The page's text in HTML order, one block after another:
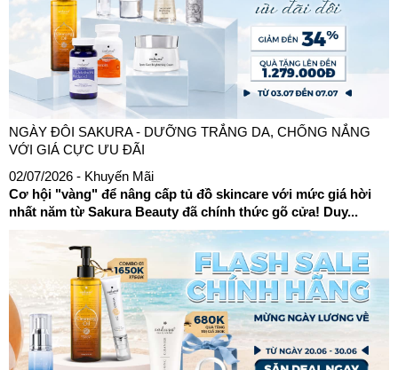
NGÀY ĐÔI SAKURA - DƯỠNG TRẮNG DA, CHỐNG NẮNG
VỚI GIÁ CỰC ƯU ĐÃI
02/07/2026 - Khuyến Mãi
Cơ hội "vàng" để nâng cấp tủ đồ skincare với mức giá hời
nhất năm từ Sakura Beauty đã chính thức gõ cửa! Duy...